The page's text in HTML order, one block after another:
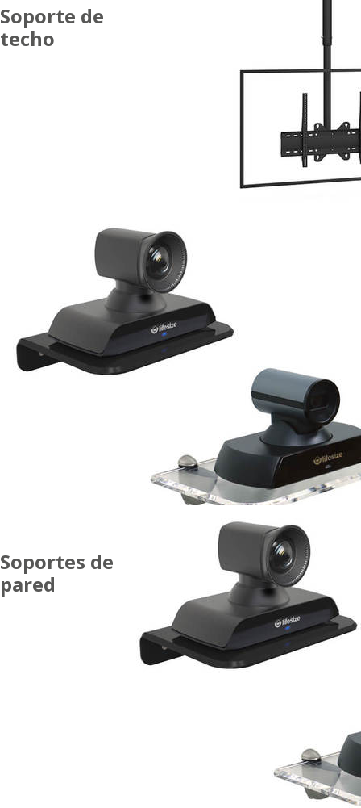
Soporte de
techo
Soportes de
pared